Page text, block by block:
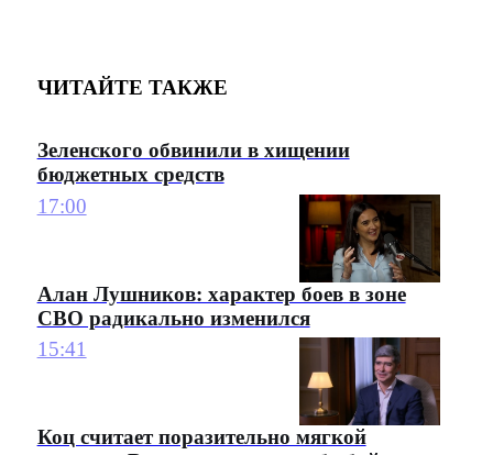
ЧИТАЙТЕ ТАКЖЕ
Зеленского обвинили в хищении
бюджетных средств
17:00
Алан Лушников: характер боев в зоне
СВО радикально изменился
15:41
Коц считает поразительно мягкой